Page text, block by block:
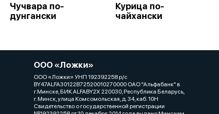
Чучвара по-
дунгански
Курица по-
чайхански
ООО «Ложки»
ООО «Ложки» УНП 192392258 р/с
BY47ALFA30122B72520010270000 ОАО "Альфабанк" в
г.Минске, БИК ALFABY2X 220030, Республика Беларусь,
г. Минск, улица Комсомольская, д. 34, каб. 10Н
Свидетельство о государственной регистрации